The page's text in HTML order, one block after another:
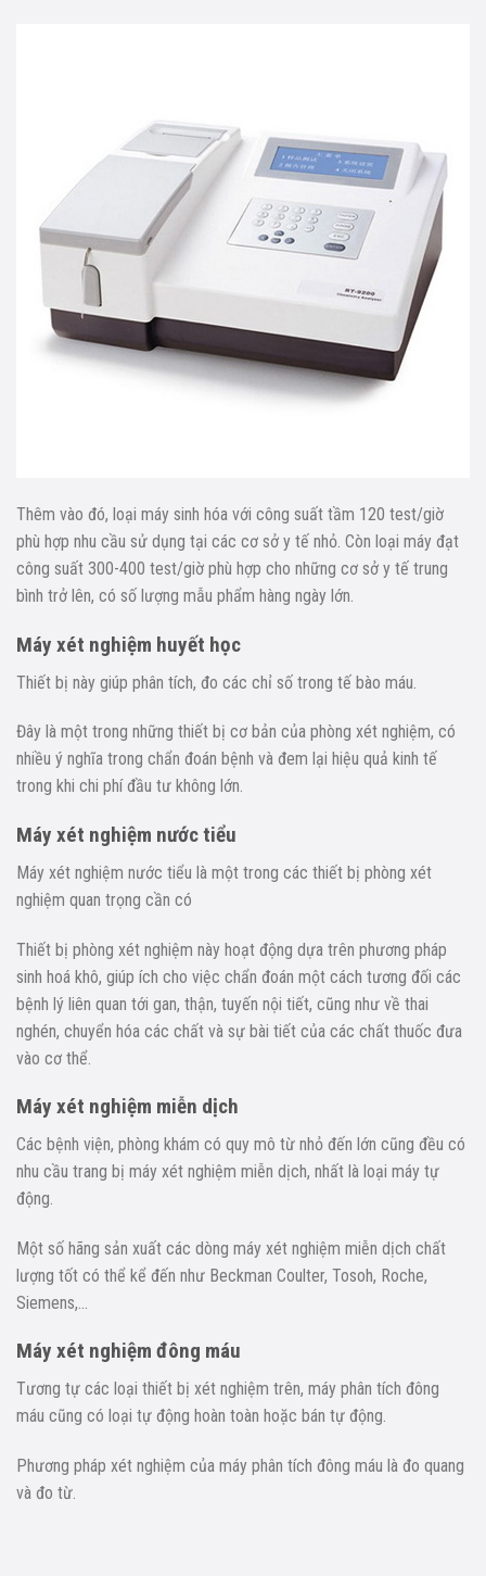
Thêm vào đó, loại máy sinh hóa với công suất tầm 120 test/giờ
phù hợp nhu cầu sử dụng tại các cơ sở y tế nhỏ. Còn loại máy đạt
công suất 300-400 test/giờ phù hợp cho những cơ sở y tế trung
bình trở lên, có số lượng mẫu phẩm hàng ngày lớn.
Máy xét nghiệm huyết học
Thiết bị này giúp phân tích, đo các chỉ số trong tế bào máu.
Đây là một trong những thiết bị cơ bản của phòng xét nghiệm, có
nhiều ý nghĩa trong chẩn đoán bệnh và đem lại hiệu quả kinh tế
trong khi chi phí đầu tư không lớn.
Máy xét nghiệm nước tiểu
Máy xét nghiệm nước tiểu là một trong các thiết bị phòng xét
nghiệm quan trọng cần có
Thiết bị phòng xét nghiệm này hoạt động dựa trên phương pháp
sinh hoá khô, giúp ích cho việc chẩn đoán một cách tương đối các
bệnh lý liên quan tới gan, thận, tuyến nội tiết, cũng như về thai
nghén, chuyển hóa các chất và sự bài tiết của các chất thuốc đưa
vào cơ thể.
Máy xét nghiệm miễn dịch
Các bệnh viện, phòng khám có quy mô từ nhỏ đến lớn cũng đều có
nhu cầu trang bị máy xét nghiệm miễn dịch, nhất là loại máy tự
động.
Một số hãng sản xuất các dòng máy xét nghiệm miễn dịch chất
lượng tốt có thể kể đến như Beckman Coulter, Tosoh, Roche,
Siemens,…
Máy xét nghiệm đông máu
Tương tự các loại thiết bị xét nghiệm trên, máy phân tích đông
máu cũng có loại tự động hoàn toàn hoặc bán tự động.
Phương pháp xét nghiệm của máy phân tích đông máu là đo quang
và đo từ.